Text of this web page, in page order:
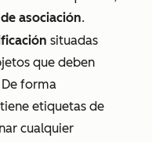
asociación.
situadas
que deben
forma
etiquetas de
cualquier